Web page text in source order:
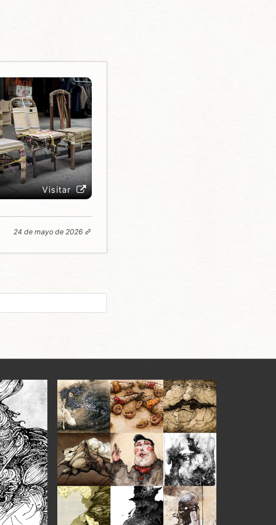
Visitar
24 de mayo de 2026